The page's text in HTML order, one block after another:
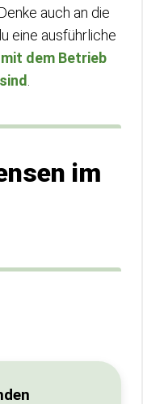
auch an die
eine ausführliche
dem Betrieb
im